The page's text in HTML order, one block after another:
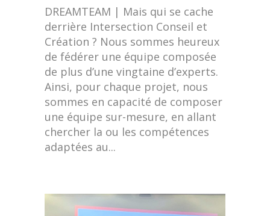
DREAMTEAM | Mais qui se cache
derrière Intersection Conseil et
Création ? Nous sommes heureux
de fédérer une équipe composée
de plus d’une vingtaine d’experts.
Ainsi, pour chaque projet, nous
sommes en capacité de composer
une équipe sur-mesure, en allant
chercher la ou les compétences
adaptées au...